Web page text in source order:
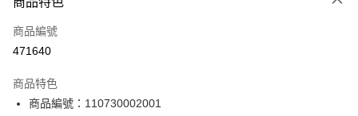
信用卡
Apple Pay
PayMe
商品編號
471640
商品特色
商品編號：110730002001